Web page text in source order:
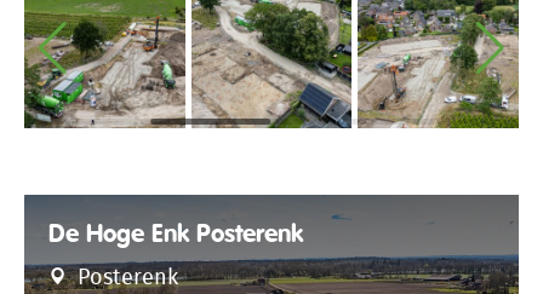
De Hoge Enk Posterenk
Posterenk